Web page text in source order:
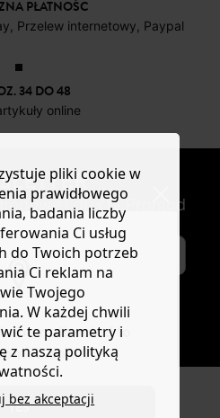
be redirected to
?
YES
PŁATNOŚC
Przelew internetowy, Paypal
34 DO 48
online
i oferty Promod
pliki cookie w
prawidłowego
badania liczby
Ci usług
do Twoich potrzeb
Ci reklam na
Twojego
W każdej chwili
te parametry i
z naszą polityką
bez akceptacji